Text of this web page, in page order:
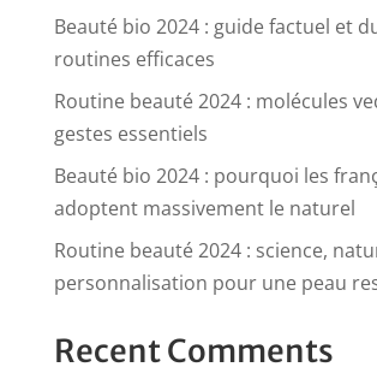
Beauté bio 2024 : guide factuel et
routines efficaces
Routine beauté 2024 : molécules
gestes essentiels
Beauté bio 2024 : pourquoi les
adoptent massivement le naturel
Routine beauté 2024 : science,
personnalisation pour une peau
Recent Comments